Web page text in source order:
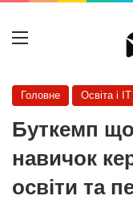
Меню
Головне Освіта і IT
Буткемп
навичок
освіти та